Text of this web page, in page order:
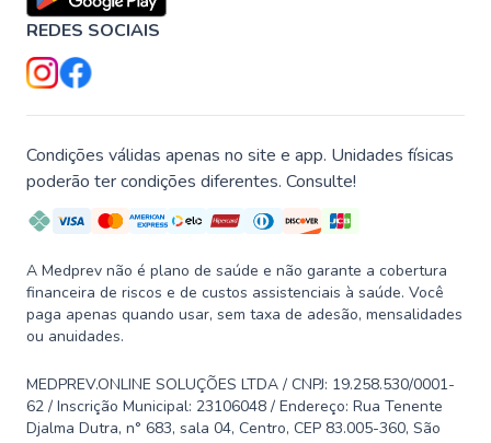
REDES SOCIAIS
Condições válidas apenas no site e app. Unidades físicas
poderão ter condições diferentes. Consulte!
A Medprev não é plano de saúde e não garante a cobertura
financeira de riscos e de custos assistenciais à saúde. Você
paga apenas quando usar, sem taxa de adesão, mensalidades
ou anuidades.
MEDPREV.ONLINE SOLUÇÕES LTDA / CNPJ: 19.258.530/0001-
62 / Inscrição Municipal: 23106048 / Endereço: Rua Tenente
Djalma Dutra, n° 683, sala 04, Centro, CEP 83.005-360, São